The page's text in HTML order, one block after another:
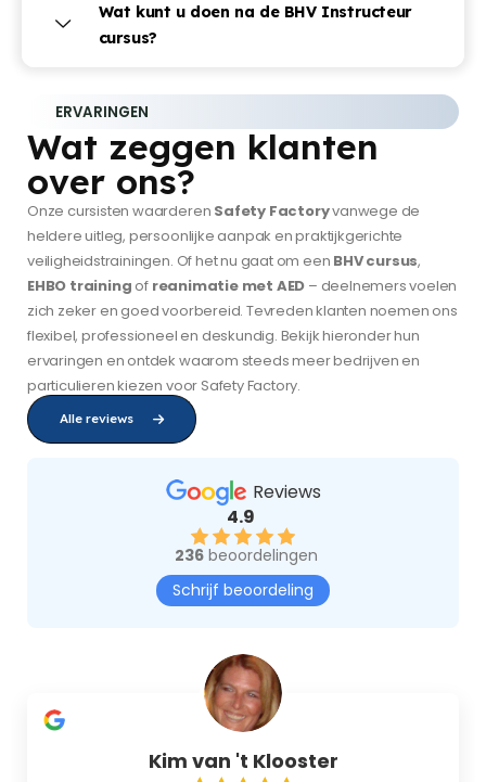
Wat kunt u doen na de BHV Instructeur
cursus?
ERVARINGEN
Wat zeggen klanten
over ons?
Onze cursisten waarderen Safety Factoryvanwege de
heldere uitleg, persoonlijke aanpak en praktijkgerichte
veiligheidstrainingen. Of het nu gaat om een BHV cursus,
EHBO training of reanimatie met AED – deelnemers voelen
zich zeker en goed voorbereid. Tevreden klanten noemen ons
flexibel, professioneel en deskundig. Bekijk hieronder hun
ervaringen en ontdek waarom steeds meer bedrijven en
particulieren kiezen voor Safety Factory.
Alle reviews
Reviews
4.9
236beoordelingen
Schrijf beoordeling
Kim van 't Klooster